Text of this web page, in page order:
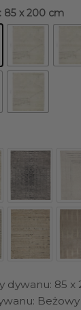
: 85 x 200 cm
dywanu: 85 x
Beżowy